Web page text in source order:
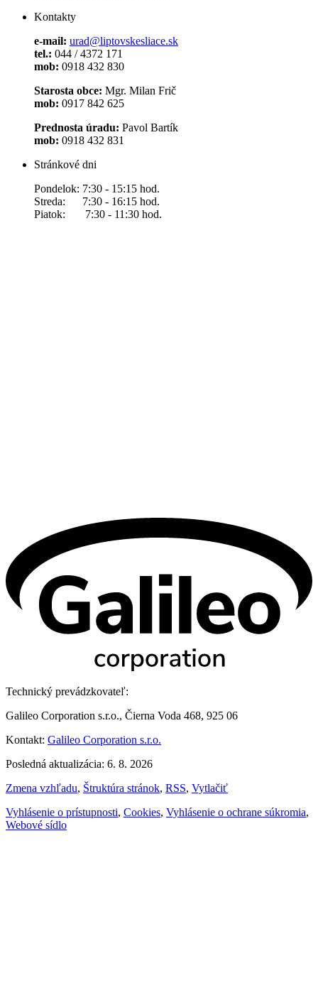
Kontakty
e-mail: urad@liptovskesliace.sk
tel.: 044 / 4372 171
mob: 0918 432 830
Starosta obce: Mgr. Milan Frič
mob: 0917 842 625
Prednosta úradu: Pavol Bartík
mob: 0918 432 831
Stránkové dni
Pondelok: 7:30 - 15:15 hod.
Streda: 7:30 - 16:15 hod.
Piatok: 7:30 - 11:30 hod.
Technický prevádzkovateľ:
Galileo Corporation s.r.o., Čierna Voda 468, 925 06
Kontakt: Galileo Corporation s.r.o.
Posledná aktualizácia: 6. 8. 2026
Zmena vzhľadu, Štruktúra stránok, RSS, Vytlačiť
Vyhlásenie o prístupnosti, Cookies, Vyhlásenie o ochrane súkromia,
Webové sídlo